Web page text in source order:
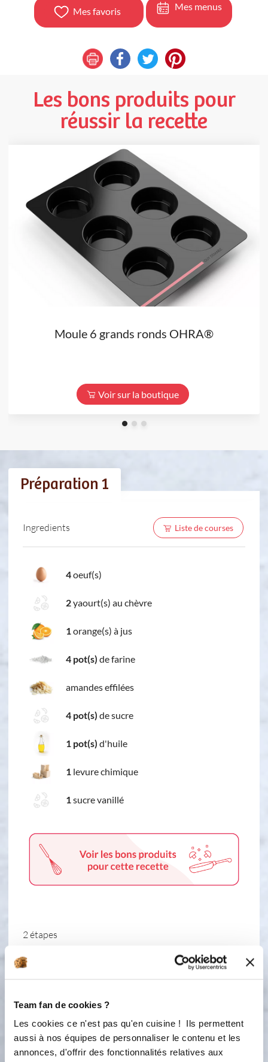
Team fan de cookies ?
Les cookies ce n'est pas qu'en cuisine ! Ils permettent
aussi à nos équipes de personnaliser le contenu et les
annonces, d'offrir des fonctionnalités relatives aux
Mes favoris Mes menus
Les bons produits pour
réussir la recette
Moule 6 grands ronds OHRA®
Voir sur la boutique
Préparation 1
Ingredients Liste de courses
4oeuf(s)
2yaourt(s) au chèvre
1orange(s) à jus
4 pot(s) de farine
amandes effilées
4 pot(s) de sucre
1 pot(s) d'huile
1 levure chimique
1sucre vanillé
2 étapes
chauffer le four à 180°C. Presser la
moitié de l'orange et réserver. Mettre
dans le bol les oeufs+les yaourts+les
sucres+la farine et la levure.Bien